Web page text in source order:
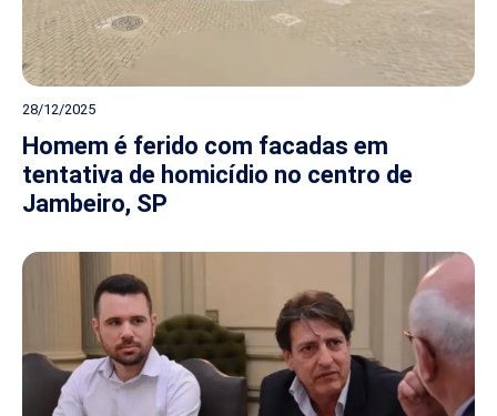
28/12/2025
Homem é ferido com facadas em
tentativa de homicídio no centro de
Jambeiro, SP